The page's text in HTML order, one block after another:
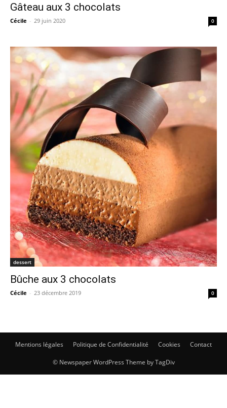
Gâteau aux 3 chocolats
Cécile - 29 juin 2020 0
dessert
Bûche aux 3 chocolats
Cécile - 23 décembre 2019 0
Mentions légales Politique de Confidentialité Cookies Contact
© Newspaper WordPress Theme by TagDiv